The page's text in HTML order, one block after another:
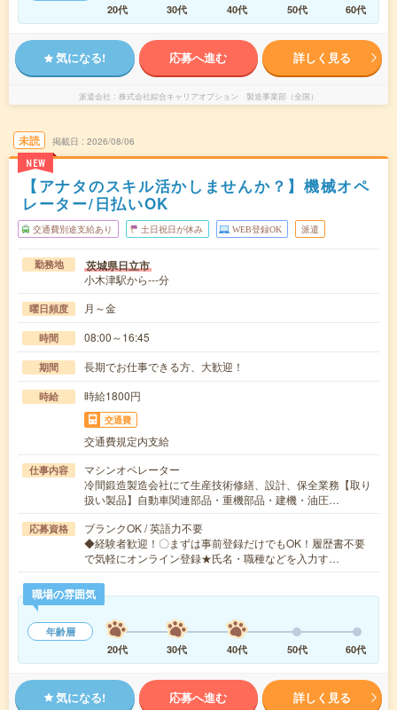
20代
30代 40代 50代 60代
気になる! 応募へ進む 詳しく見る
派遣会社 株式会社綜合キャリアオプション 製造事業部（全国）
未読
NEW
掲載日 2026/08/06
【アナタのスキル活かしませんか？】機械オペ
レーター/日払いOK
交通費別途支給あり 土日祝日が休み WEB登録OK 派遣
勤務地 茨城県日立市
小木津駅から---分
曜日頻度 月～金
時間 08:00～16:45
期間 長期でお仕事できる方、大歓迎！
時給 時給1800円
交通費
交通費規定内支給
仕事内容
マシンオペレーター
冷間鍛造製造会社にて生産技術修繕、設計、保全業務【取り
扱い製品】自動車関連部品・重機部品・建機・油圧…
応募資格
ブランクOK / 英語力不要
◆経験者歓迎！〇まずは事前登録だけでもOK！履歴書不要
で気軽にオンライン登録★氏名・職種などを入力す…
職場の雰囲気
年齢層
20代
30代 40代 50代 60代
気になる! 応募へ進む 詳しく見る